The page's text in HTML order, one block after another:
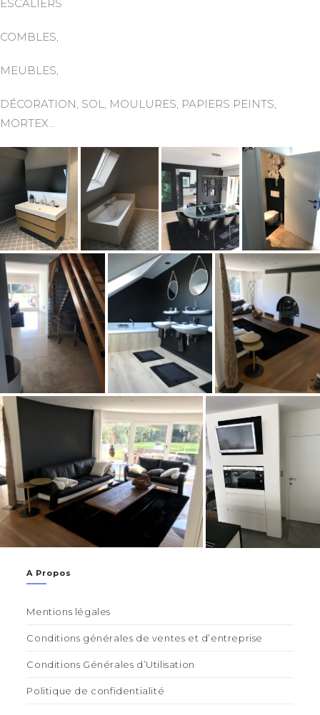
ESCALIERS
COMBLES,
MEUBLES,
DÉCORATION, SOL, MOULURES, PAPIERS PEINTS,
MORTEX…
A Propos
Mentions légales
Conditions générales de ventes et d’entreprise
Conditions Générales d’Utilisation
Politique de confidentialité